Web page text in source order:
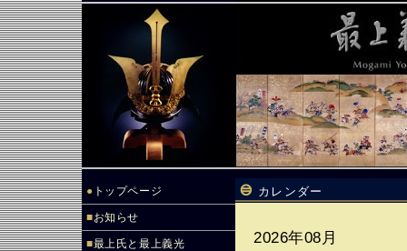
● トップページ
■お知らせ
■最上氏と最上義光
カレンダー
2026年08月